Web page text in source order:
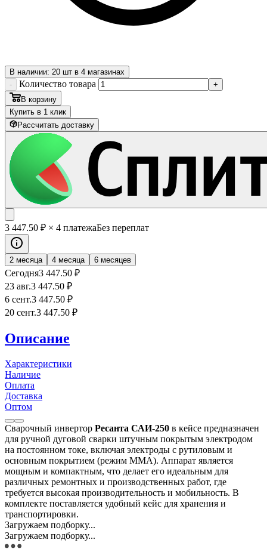
В наличии: 20 шт в 4 магазинах
-
Количество товара
+
В корзину
Купить в 1 клик
Рассчитать доставку
3 447.50 ₽ × 4 платежаБез переплат
2 месяца 4 месяца 6 месяцев
Сегодня3 447.50 ₽
23 авг.3 447.50 ₽
6 сент.3 447.50 ₽
20 сент.3 447.50 ₽
Описание
Характеристики
Наличие
Оплата
Доставка
Оптом
Сварочный инвертор Ресанта САИ-250 в кейсе предназначен
для ручной дуговой сварки штучным покрытым электродом
на постоянном токе, включая электроды с рутиловым и
основным покрытием (режим ММА). Аппарат является
мощным и компактным, что делает его идеальным для
различных ремонтных и производственных работ, где
требуется высокая производительность и мобильность. В
комплекте поставляется удобный кейс для хранения и
транспортировки.
Загружаем подборку...
Загружаем подборку...